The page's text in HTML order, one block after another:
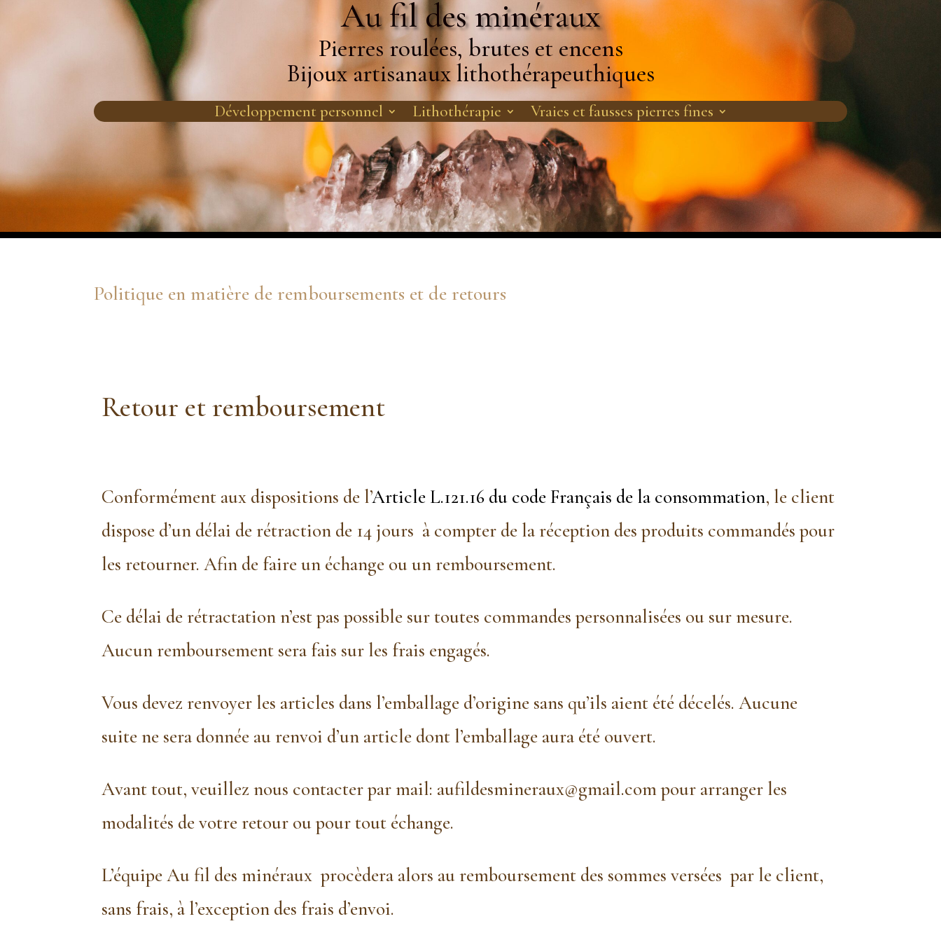
Au fil des minéraux
Pierres roulées, brutes et encens
Bijoux artisanaux lithothérapeuthiques
Développement personnel Lithothérapie Vraies et fausses pierres fines
Politique en matière de remboursements et de retours
Retour et remboursement
Conformément aux dispositions de l’Article L.121.16 du code Français de la consommation, le client
dispose d’un délai de rétraction de 14 jours à compter de la réception des produits commandés pour
les retourner. Afin de faire un échange ou un remboursement.
Ce délai de rétractation n’est pas possible sur toutes commandes personnalisées ou sur mesure.
Aucun remboursement sera fais sur les frais engagés.
Vous devez renvoyer les articles dans l’emballage d’origine sans qu’ils aient été décelés. Aucune
suite ne sera donnée au renvoi d’un article dont l’emballage aura été ouvert.
Avant tout, veuillez nous contacter par mail: aufildesmineraux@gmail.com pour arranger les
modalités de votre retour ou pour tout échange.
L’équipe Au fil des minéraux procèdera alors au remboursement des sommes versées par le client,
sans frais, à l’exception des frais d’envoi.